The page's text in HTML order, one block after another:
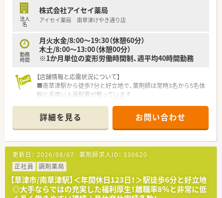
当などの各種諸手当も非常に充実しています。
■認定薬剤師の取得支援制度が整っており、eラーニング受講費
法人
名
株式会社アイセイ薬局
アイセイ薬局 南草津けやき通り店
勤務
時間
月火水金/8:00～19:30（休憩60分）
木土/8:00～13:00（休憩00分）
※1か月単位の変形労働時間制、週平均40時間勤務
【店舗情報と応需状況について】
■南草津駅から徒歩7分と好立地で、薬剤師は常時3名から5名体
制と手厚い人員配置が整っています
り、幅広い知識を習得できる環境です
■2020年に開局した比較的新しい店舗で、大通りに面しており
周辺には商業施設も多く非常に便利です
【法人特徴について】
■全国に約400店舗を展開する大手チェーンで、医療モール開発
のパイオニアとして着実に成長しています
■高い営業利益率を維持しており、調剤報酬改定の影響を受けに
くい安定した経営基盤が大きな強みです
■薬剤師免許を持つ女性が社長を務めており、現場の声を反映し
詳細を見る お問い合わせ
更新日： 2026/08/07 薬剤師求人ID： 330620
正社員
調剤薬局
【草津市/南草津駅】＜年間休日123日！＞駅徒歩6分と好立地
◎大手ならではの充実した福利厚生！離職率8％と非常に低